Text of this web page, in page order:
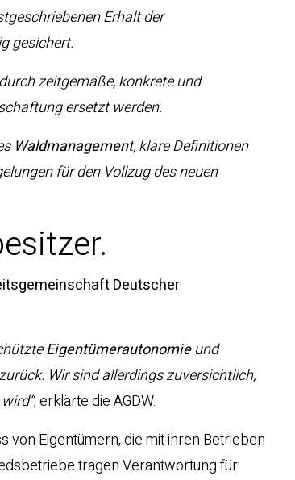
Erhalt der
gesichert.
zeitgemäße, konkrete und
ersetzt werden.
Waldmanagement, klare Definitionen
für den Vollzug des neuen
Deutscher
Eigentümerautonomieund
Wir sind allerdings zuversichtlich,
, erklärte die AGDW.
von Eigentümern, die mit ihren Betrieben
tragen Verantwortung für